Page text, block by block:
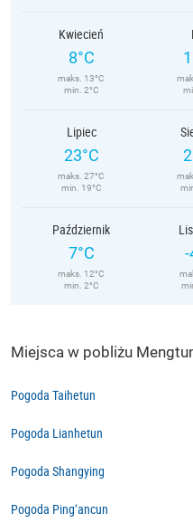
Kwiecień
8°C
maks. 13°C
min. 2°C
Lipiec
23°C
maks. 27°C
min. 19°C
Październik
7°C
maks. 12°C
min. 2°C
-
Miejsca w pobliżu
Pogoda Taihetun
Pogoda Lianhetun
Pogoda Shangying
Pogoda Ping’ancun